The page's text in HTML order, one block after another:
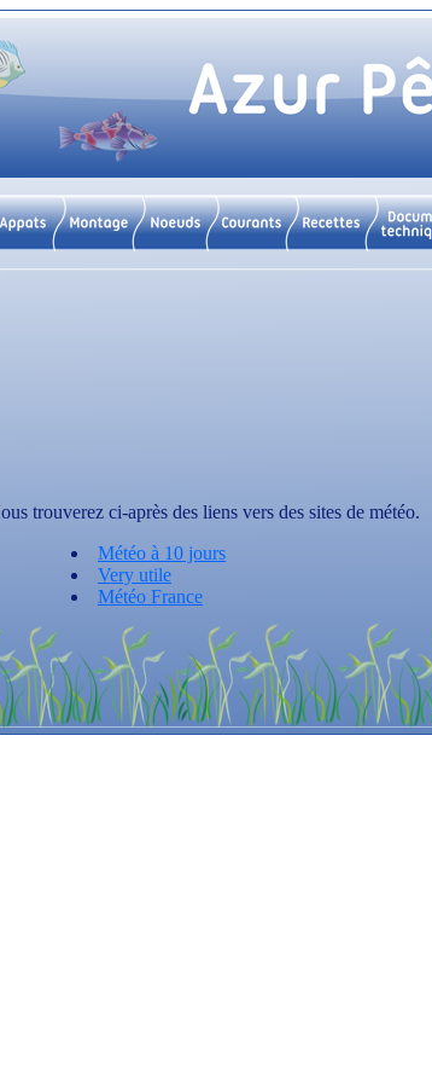
Vous trouverez ci-après des liens vers des sites de météo.
Météo à 10 jours
Very utile
Météo France
Quelques programmes pour connaître la météo:
WeatherBug : addon pour Mozilla Firefox
Météo Live